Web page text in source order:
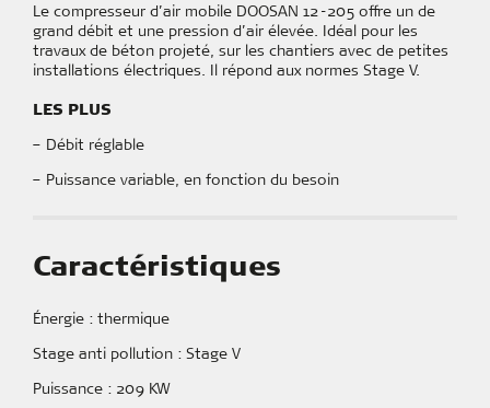
Le compresseur d’air mobile DOOSAN 12-205 offre un de
grand débit et une pression d’air élevée. Idéal pour les
travaux de béton projeté, sur les chantiers avec de petites
installations électriques. Il répond aux normes Stage V.
LES PLUS
– Débit réglable
– Puissance variable, en fonction du besoin
Caractéristiques
Énergie : thermique
Stage anti pollution : Stage V
Puissance : 209 KW